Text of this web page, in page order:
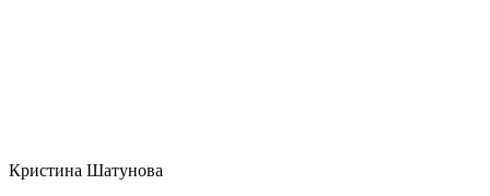
Кристина Шатунова